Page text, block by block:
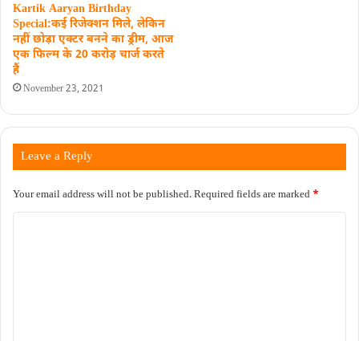
Kartik Aaryan Birthday
Special:कई रिजेक्शन मिले, लेकिन
नहीं छोड़ा एक्टर बनने का ड्रीम, आज
एक फिल्म के 20 करोड़ चार्ज करते
हैं
November 23, 2021
Leave a Reply
Your email address will not be published.Required fields are marked *